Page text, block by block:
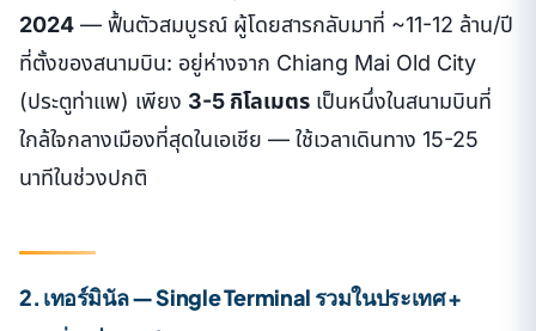
2024 — ฟื้นตัวสมบูรณ์ ผู้โดยสารกลับมาที่ ~11-12 ล้าน/ปี
ที่ตั้งของสนามบิน: อยู่ห่างจาก Chiang Mai Old City
(ประตูท่าแพ) เพียง 3-5 กิโลเมตร เป็นหนึ่งในสนามบินที่
ใกล้ใจกลางเมืองที่สุดในเอเชีย — ใช้เวลาเดินทาง 15-25
นาทีในช่วงปกติ
2. เทอร์มินัล — Single Terminal รวมในประเทศ +